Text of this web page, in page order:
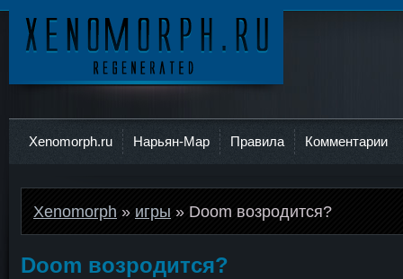
Xenomorph.ru Нарьян-Мар Правила Комментарии
Xenomorph » игры » Doom возродится?
Doom возродится?